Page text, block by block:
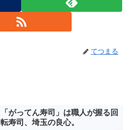
てつまる
「がってん寿司」は職人が握る回
転寿司、埼玉の良心。